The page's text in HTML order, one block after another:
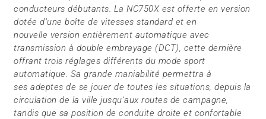
conducteurs débutants. La NC750X est offerte en version
dotée d’une boîte de vitesses standard et en
nouvelle version entièrement automatique avec
transmission à double embrayage (DCT), cette dernière
offrant trois réglages différents du mode sport
automatique. Sa grande maniabilité permettra à
ses adeptes de se jouer de toutes les situations, depuis la
circulation de la ville jusqu’aux routes de campagne,
tandis que sa position de conduite droite et confortable